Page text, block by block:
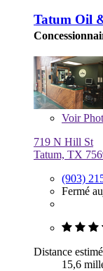
Tatum Oil
Voir
719 N Hill St
Tatum, TX
(903)
Fermé
Distance
15,6